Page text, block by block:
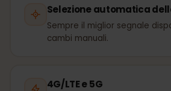
Selezione automatica
Sempre il miglior segnale
cambi manuali.
4G/LTE e 5G